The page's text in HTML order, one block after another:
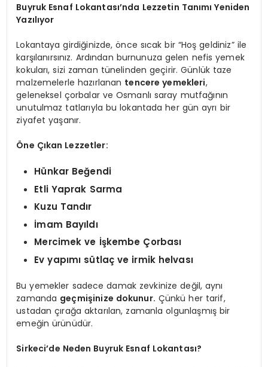
Buyruk Esnaf Lokantası’nda Lezzetin Tanımı Yeniden
Yazılıyor
Lokantaya girdiğinizde, önce sıcak bir “Hoş geldiniz” ile
karşılanırsınız. Ardından burnunuza gelen nefis yemek
kokuları, sizi zaman tünelinden geçirir. Günlük taze
malzemelerle hazırlanan tencere yemekleri,
geleneksel çorbalar ve Osmanlı saray mutfağının
unutulmaz tatlarıyla bu lokantada her gün ayrı bir
ziyafet yaşanır.
Öne Çıkan Lezzetler:
Hünkar Beğendi
Etli Yaprak Sarma
Kuzu Tandır
İmam Bayıldı
Mercimek ve İşkembe Çorbası
Ev yapımı sütlaç ve irmik helvası
Bu yemekler sadece damak zevkinize değil, aynı
zamanda geçmişinize dokunur. Çünkü her tarif,
ustadan çırağa aktarılan, zamanla olgunlaşmış bir
emeğin ürünüdür.
Sirkeci’de Neden Buyruk Esnaf Lokantası?